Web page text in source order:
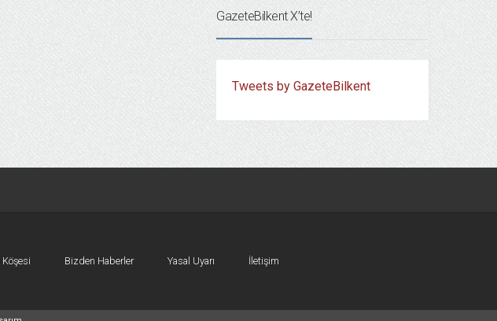
GazeteBilkent X’te!
Tweets by GazeteBilkent
Bizden Haberler Yasal Uyarı İletişim